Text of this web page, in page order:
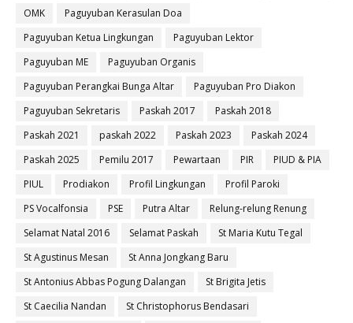
OMK
Paguyuban Kerasulan Doa
Paguyuban Ketua Lingkungan
Paguyuban Lektor
Paguyuban ME
Paguyuban Organis
Paguyuban Perangkai Bunga Altar
Paguyuban Pro Diakon
Paguyuban Sekretaris
Paskah 2017
Paskah 2018
Paskah 2021
paskah 2022 Paskah 2023
Paskah 2024
Paskah 2025
Pemilu 2017 Pewartaan PIR
PIUD & PIA
PIUL
Prodiakon Profil Lingkungan
Profil Paroki
PS Vocalfonsia
PSE Putra Altar
Relung-relung Renung
Selamat Natal 2016
Selamat Paskah
St Maria Kutu Tegal
St Agustinus Mesan
St Anna Jongkang Baru
St Antonius Abbas Pogung Dalangan
St Brigita Jetis
St Caecilia Nandan
St Christophorus Bendasari